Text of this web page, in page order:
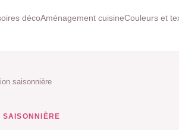
décoAménagement cuisineCouleurs et
saisonnière
SAISONNIÈRE